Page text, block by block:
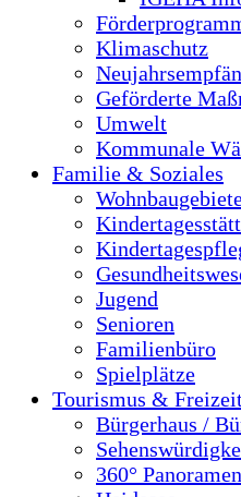
Klimaschutz
Geförderte
Umwelt
Kommunale
Familie & Soziales
Jugend
Senioren
Familienbüro
Spielplätze
Tourismus &
Bürgerhaus /
360° Panoramen